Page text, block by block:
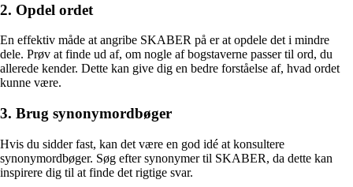
2. Opdel ordet
En effektiv måde at angribe SKABER på er at opdele det i mindre
dele. Prøv at finde ud af, om nogle af bogstaverne passer til ord, du
allerede kender. Dette kan give dig en bedre forståelse af, hvad ordet
kunne være.
3. Brug synonymordbøger
Hvis du sidder fast, kan det være en god idé at konsultere
synonymordbøger. Søg efter synonymer til SKABER, da dette kan
inspirere dig til at finde det rigtige svar.